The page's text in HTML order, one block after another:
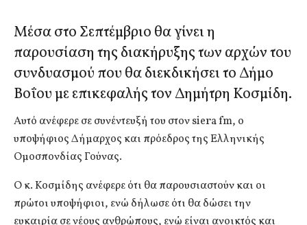
Μέσα στο Σεπτέμβριο θα γίνει η
παρουσίαση της διακήρυξης των αρχών του
συνδυασμού που θα διεκδικήσει το Δήμο
Βοΐου με επικεφαλής τον Δημήτρη Κοσμίδη.
Αυτό ανέφερε σε συνέντευξή του στον siera fm, ο
υποψήφιος Δήμαρχος και πρόεδρος της Ελληνικής
Ομοσπονδίας Γούνας.
Ο κ. Κοσμίδης ανέφερε ότι θα παρουσιαστούν και οι
πρώτοι υποψήφιοι, ενώ δήλωσε ότι θα δώσει την
ευκαιρία σε νέους ανθρώπους, ενώ είναι ανοικτός και